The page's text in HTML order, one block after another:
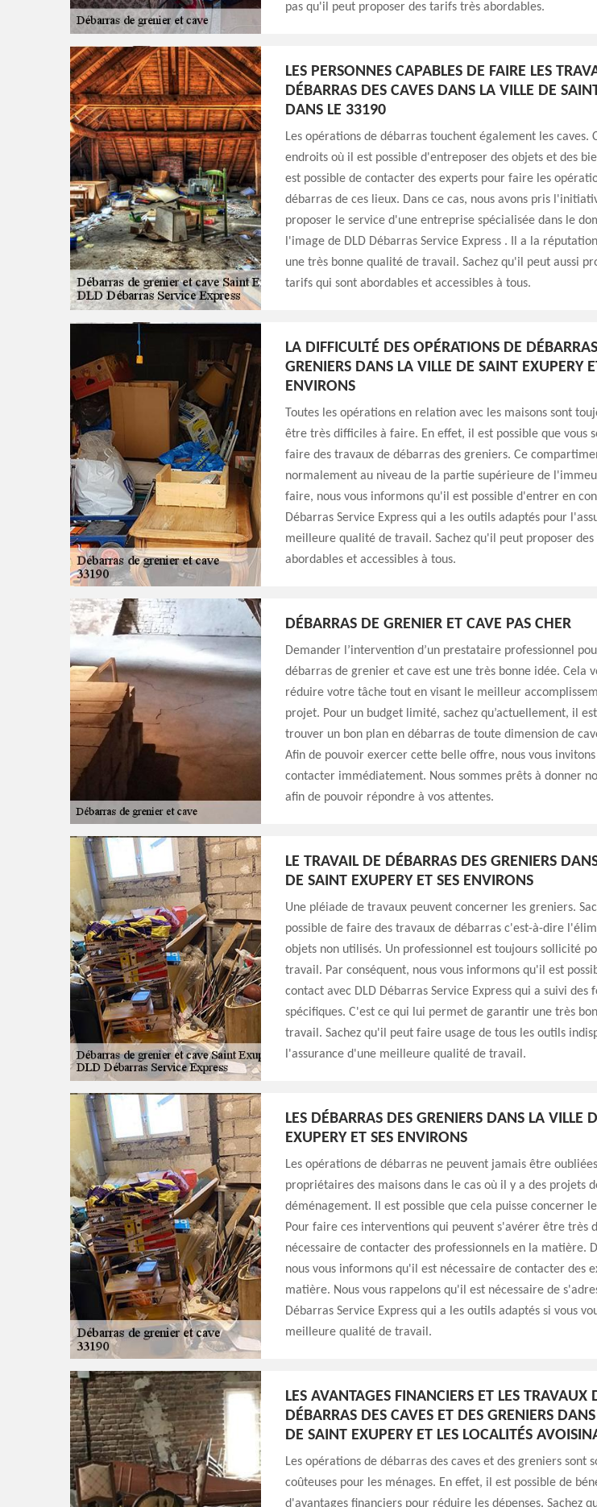
pas qu'il peut proposer des tarifs très abordables.
LES PERSONNES CAPABLES DE FAIRE LES
DÉBARRAS DES CAVES DANS LA VILLE DE
DANS LE 33190
Les opérations de débarras touchent également les caves.
endroits où il est possible d'entreposer des objets et des
est possible de contacter des experts pour faire les
débarras de ces lieux. Dans ce cas, nous avons pris
proposer le service d'une entreprise spécialisée dans le
l'image de DLD Débarras Service Express . Il a la
une très bonne qualité de travail. Sachez qu'il peut aussi
tarifs qui sont abordables et accessibles à tous.
LA DIFFICULTÉ DES OPÉRATIONS DE
GRENIERS DANS LA VILLE DE SAINT EXUPERY
ENVIRONS
Toutes les opérations en relation avec les maisons sont
être très difficiles à faire. En effet, il est possible que vous
faire des travaux de débarras des greniers. Ce
normalement au niveau de la partie supérieure de
faire, nous vous informons qu'il est possible d'entrer en
Débarras Service Express qui a les outils adaptés pour
meilleure qualité de travail. Sachez qu'il peut proposer
abordables et accessibles à tous.
DÉBARRAS DE GRENIER ET CAVE PAS CHER
Demander l’intervention d’un prestataire professionnel
débarras de grenier et cave est une très bonne idée. Cela
réduire votre tâche tout en visant le meilleur
projet. Pour un budget limité, sachez qu’actuellement, il
trouver un bon plan en débarras de toute dimension de
Afin de pouvoir exercer cette belle offre, nous vous invitons
contacter immédiatement. Nous sommes prêts à donner
afin de pouvoir répondre à vos attentes.
LE TRAVAIL DE DÉBARRAS DES GRENIERS
DE SAINT EXUPERY ET SES ENVIRONS
Une pléiade de travaux peuvent concerner les greniers.
possible de faire des travaux de débarras c'est-à-dire
objets non utilisés. Un professionnel est toujours sollicité
travail. Par conséquent, nous vous informons qu'il est
contact avec DLD Débarras Service Express qui a suivi des
spécifiques. C'est ce qui lui permet de garantir une très
travail. Sachez qu'il peut faire usage de tous les outils
l'assurance d'une meilleure qualité de travail.
LES DÉBARRAS DES GRENIERS DANS LA VILLE
EXUPERY ET SES ENVIRONS
Les opérations de débarras ne peuvent jamais être
propriétaires des maisons dans le cas où il y a des projets
déménagement. Il est possible que cela puisse concerner
Pour faire ces interventions qui peuvent s'avérer être très
nécessaire de contacter des professionnels en la matière.
nous vous informons qu'il est nécessaire de contacter des
matière. Nous vous rappelons qu'il est nécessaire de
Débarras Service Express qui a les outils adaptés si vous
meilleure qualité de travail.
LES AVANTAGES FINANCIERS ET LES TRAVAUX
DÉBARRAS DES CAVES ET DES GRENIERS
DE SAINT EXUPERY ET LES LOCALITÉS
Les opérations de débarras des caves et des greniers sont
coûteuses pour les ménages. En effet, il est possible de
d'avantages financiers pour réduire les dépenses. Sachez